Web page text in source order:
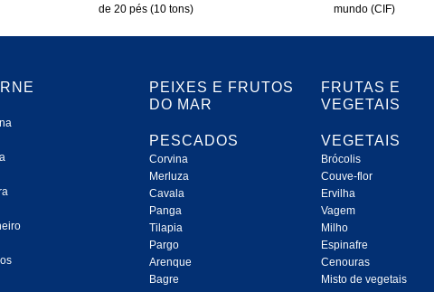
de 20 pés (10 tons)
mundo (CIF)
PEIXES E FRUTOS
DO MAR
PESCADOS
Corvina
Merluza
Cavala
Panga
Tilapia
Pargo
Arenque
Bagre
FRUTAS E
VEGETAIS
VEGETAIS
Brócolis
Couve-flor
Ervilha
Vagem
Milho
Espinafre
Cenouras
Misto de vegetais